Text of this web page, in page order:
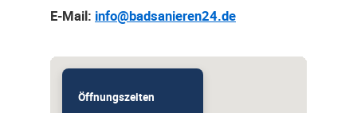
E-Mail: info@badsanieren24.de
Öffnungszeiten